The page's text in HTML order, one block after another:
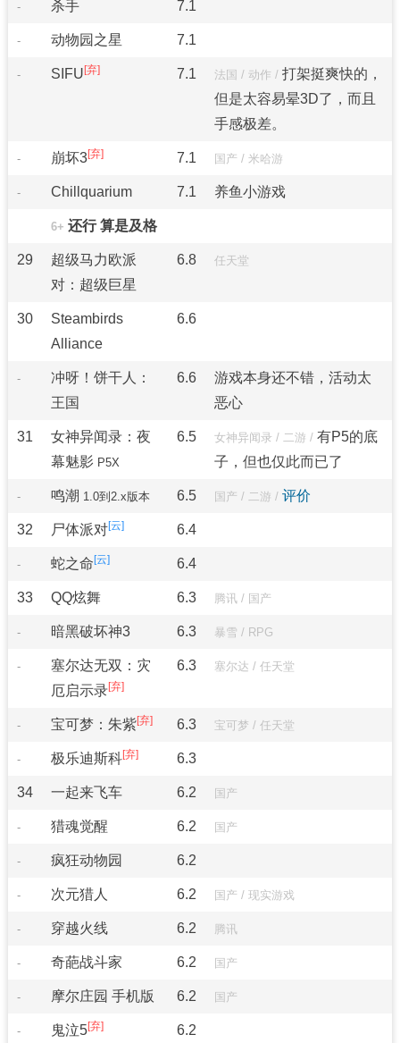
- 杀手 7.1
- 动物园之星 7.1
- SIFU 7.1 法国 / 动作 / 打架挺爽快的，
但是太容易晕3D了，而且
手感极差。
- 崩坏3 7.1 国产 / 米哈游
- Chillquarium 7.1 养鱼小游戏
6+ 还行 算是及格
29
超级马力欧派
对：超级巨星
6.8 任天堂
30
Steambirds
Alliance
6.6
-
冲呀！饼干人：
王国
6.6
游戏本身还不错，活动太
恶心
31
女神异闻录：夜
幕魅影 P5X
6.5 女神异闻录 / 二游 / 有P5的底
子，但也仅此而已了
- 鸣潮 1.0到2.x版本 6.5 国产 / 二游 / 评价
32 尸体派对 6.4
- 蛇之命 6.4
33 QQ炫舞 6.3 腾讯/ 国产
- 暗黑破坏神3 6.3 暴雪 / RPG
-
塞尔达无双：灾
厄启示录
6.3 塞尔达 / 任天堂
- 宝可梦：朱紫 6.3 宝可梦 / 任天堂
- 极乐迪斯科 6.3
34 一起来飞车 6.2 国产
- 猎魂觉醒 6.2 国产
- 疯狂动物园 6.2
- 次元猎人 6.2 国产 / 现实游戏
- 穿越火线 6.2 腾讯
- 奇葩战斗家 6.2 国产
- 摩尔庄园 手机版 6.2 国产
- 鬼泣5 6.2